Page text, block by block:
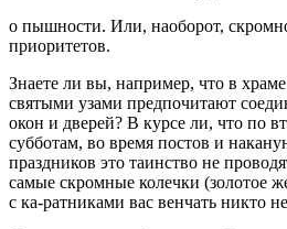
о пышности. Или, наоборот,
приоритетов.
Знаете ли вы, например, что в
святыми узами предпочитают
окон и дверей? В курсе ли, что по
субботам, во время постов и
праздников это таинство не
самые скромные колечки (золотое
с ка-ратниками вас венчать никто